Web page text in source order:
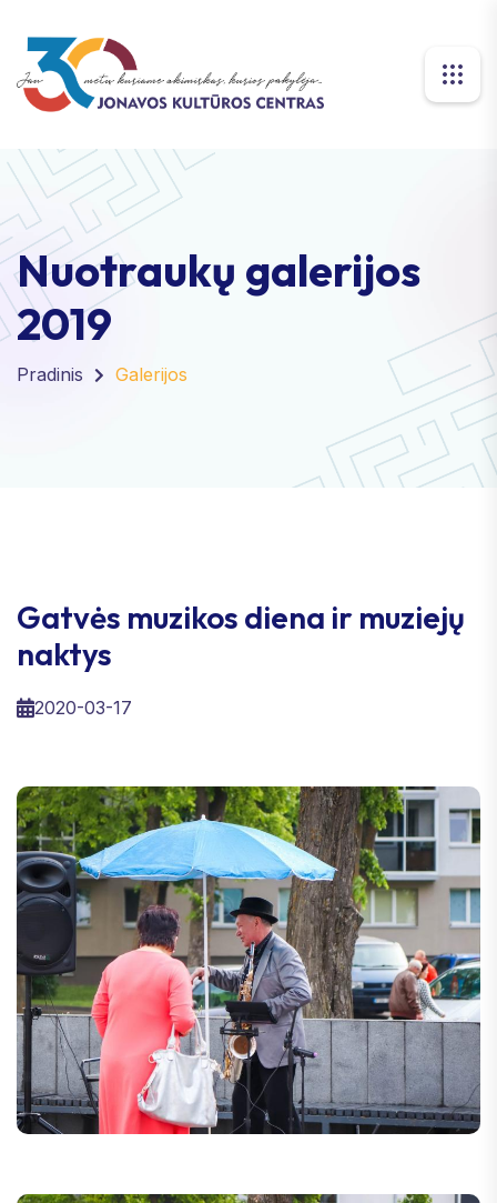
Nuotraukų galerijos
2019
Pradinis Galerijos
Gatvės muzikos diena ir muziejų
naktys
2020-03-17